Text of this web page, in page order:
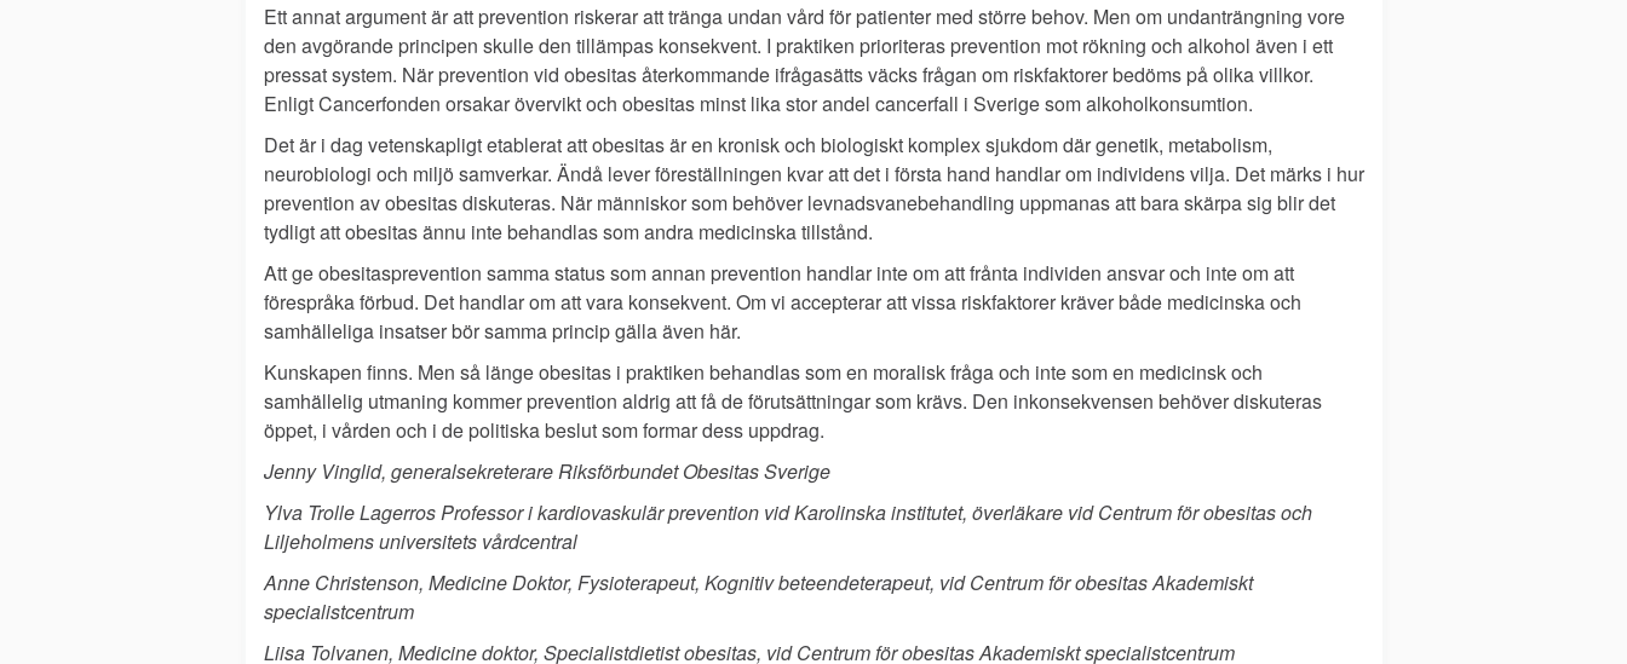
Ett annat argument är att prevention riskerar att tränga undan vård för patienter med större behov. Men om undanträngning vore
den avgörande principen skulle den tillämpas konsekvent. I praktiken prioriteras prevention mot rökning och alkohol även i ett
pressat system. När prevention vid obesitas återkommande ifrågasätts väcks frågan om riskfaktorer bedöms på olika villkor.
Enligt Cancerfonden orsakar övervikt och obesitas minst lika stor andel cancerfall i Sverige som alkoholkonsumtion.
Det är i dag vetenskapligt etablerat att obesitas är en kronisk och biologiskt komplex sjukdom där genetik, metabolism,
neurobiologi och miljö samverkar. Ändå lever föreställningen kvar att det i första hand handlar om individens vilja. Det märks i hur
prevention av obesitas diskuteras. När människor som behöver levnadsvanebehandling uppmanas att bara skärpa sig blir det
tydligt att obesitas ännu inte behandlas som andra medicinska tillstånd.
Att ge obesitasprevention samma status som annan prevention handlar inte om att frånta individen ansvar och inte om att
förespråka förbud. Det handlar om att vara konsekvent. Om vi accepterar att vissa riskfaktorer kräver både medicinska och
samhälleliga insatser bör samma princip gälla även här.
Kunskapen finns. Men så länge obesitas i praktiken behandlas som en moralisk fråga och inte som en medicinsk och
samhällelig utmaning kommer prevention aldrig att få de förutsättningar som krävs. Den inkonsekvensen behöver diskuteras
öppet, i vården och i de politiska beslut som formar dess uppdrag.
Jenny Vinglid, generalsekreterare Riksförbundet Obesitas Sverige
Ylva Trolle Lagerros Professor i kardiovaskulär prevention vid Karolinska institutet, överläkare vid Centrum för obesitas och
Liljeholmens universitets vårdcentral
Anne Christenson, Medicine Doktor, Fysioterapeut, Kognitiv beteendeterapeut, vid Centrum för obesitas Akademiskt
specialistcentrum
Liisa Tolvanen, Medicine doktor, Specialistdietist obesitas, vid Centrum för obesitas Akademiskt specialistcentrum